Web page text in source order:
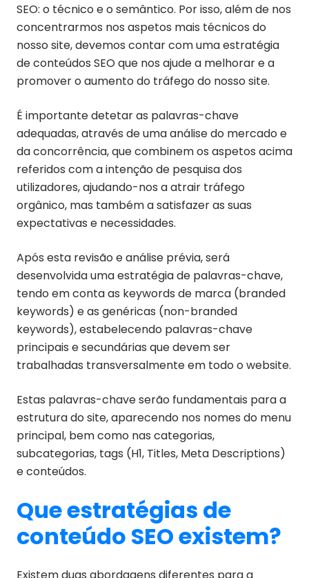
SEO: o técnico e o semântico. Por isso, além de nos
concentrarmos nos aspetos mais técnicos do
nosso site, devemos contar com uma estratégia
de conteúdos SEO que nos ajude a melhorar e a
promover o aumento do tráfego do nosso site.
É importante detetar as palavras-chave
adequadas, através de uma análise do mercado e
da concorrência, que combinem os aspetos acima
referidos com a intenção de pesquisa dos
utilizadores, ajudando-nos a atrair tráfego
orgânico, mas também a satisfazer as suas
expectativas e necessidades.
Após esta revisão e análise prévia, será
desenvolvida uma estratégia de palavras-chave,
tendo em conta as keywords de marca (branded
keywords) e as genéricas (non-branded
keywords), estabelecendo palavras-chave
principais e secundárias que devem ser
trabalhadas transversalmente em todo o website.
Estas palavras-chave serão fundamentais para a
estrutura do site, aparecendo nos nomes do menu
principal, bem como nas categorias,
subcategorias, tags (H1, Titles, Meta Descriptions)
e conteúdos.
Que estratégias de
conteúdo SEO existem?